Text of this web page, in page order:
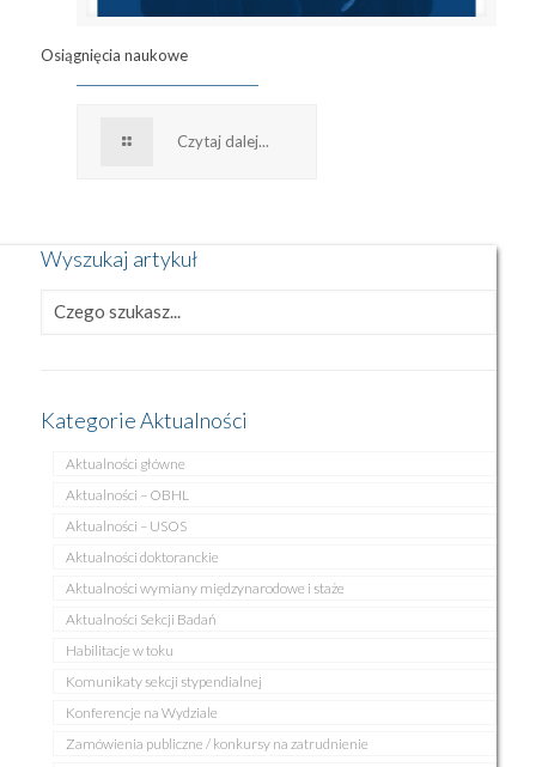
Osiągnięcia naukowe
Czytaj dalej...
Wyszukaj artykuł
Kategorie Aktualności
Aktualności główne
Aktualności – OBHL
Aktualności – USOS
Aktualności doktoranckie
Aktualności wymiany międzynarodowe i staże
Aktualności Sekcji Badań
Habilitacje w toku
Komunikaty sekcji stypendialnej
Konferencje na Wydziale
Zamówienia publiczne / konkursy na zatrudnienie